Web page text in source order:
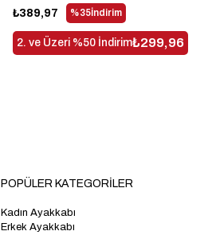
%35İndirim
₺389,97
2. ve Üzeri %50 İndirim₺299,96
POPÜLER KATEGORİLER
Kadın Ayakkabı
Erkek Ayakkabı